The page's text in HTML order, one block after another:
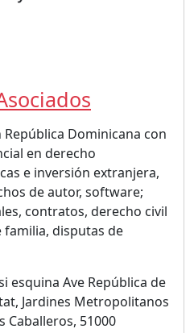
Dominicana con
en derecho
e inversión extranjera,
de autor, software;
contratos, derecho civil
familia, disputas de
esquina Ave República de
Jardines Metropolitanos
Caballeros, 51000